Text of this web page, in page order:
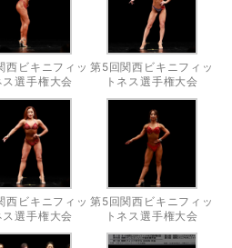
西ビキニフィッ
ス選手権大会
第5回関西ビキニフィッ
トネス選手権大会
西ビキニフィッ
ス選手権大会
第5回関西ビキニフィッ
トネス選手権大会